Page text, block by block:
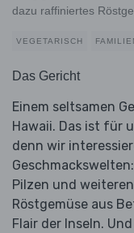
dazu raffiniertes
VEGETARISCH
Das Gericht
Einem seltsamen
Hawaii. Das ist für
denn wir
Pilzen und
Röstgemüse aus
Flair der Inseln.